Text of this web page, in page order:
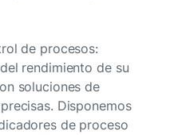
de procesos:
rendimiento de su
soluciones de
Disponemos
de proceso